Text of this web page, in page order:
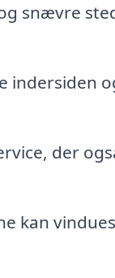
snævre
indersiden
der
kan